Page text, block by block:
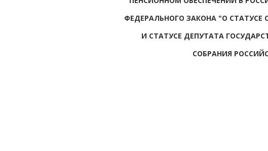
ФЕДЕРАЛЬНОГО ЗАКОНА "О
И СТАТУСЕ ДЕПУТАТА
СОБРАНИЯ